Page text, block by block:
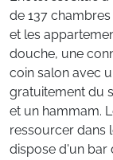
de 137
et les
douche, une
coin salon avec
gratuitement du
et un hammam.
ressourcer dans
dispose d'un bar